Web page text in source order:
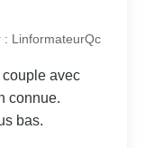
: LinformateurQc
avec
connue.
bas.